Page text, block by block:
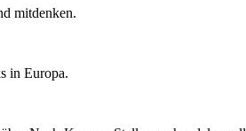
mitdenken.
in Europa.